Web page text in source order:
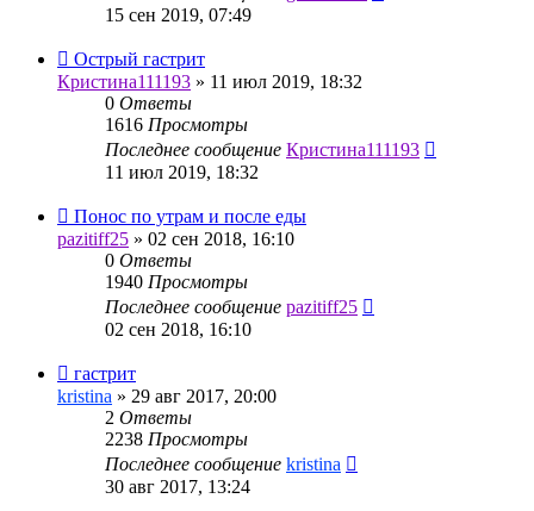
15 сен 2019, 07:49
Острый гастрит
Кристина111193 » 11 июл 2019, 18:32
0 Ответы
1616 Просмотры
Последнее сообщение Кристина111193
11 июл 2019, 18:32
Понос по утрам и после еды
pazitiff25 » 02 сен 2018, 16:10
0 Ответы
1940 Просмотры
Последнее сообщение pazitiff25
02 сен 2018, 16:10
гастрит
kristina » 29 авг 2017, 20:00
2 Ответы
2238 Просмотры
Последнее сообщение kristina
30 авг 2017, 13:24